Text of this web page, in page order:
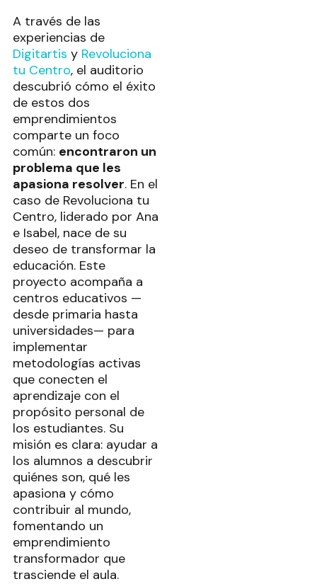
A través de las
experiencias de
Digitartis y Revoluciona
tu Centro, el auditorio
descubrió cómo el éxito
de estos dos
emprendimientos
comparte un foco
común: encontraron un
problema que les
apasiona resolver. En el
caso de Revoluciona tu
Centro, liderado por Ana
e Isabel, nace de su
deseo de transformar la
educación. Este
proyecto acompaña a
centros educativos —
desde primaria hasta
universidades— para
implementar
metodologías activas
que conecten el
aprendizaje con el
propósito personal de
los estudiantes. Su
misión es clara: ayudar a
los alumnos a descubrir
quiénes son, qué les
apasiona y cómo
contribuir al mundo,
fomentando un
emprendimiento
transformador que
trasciende el aula.